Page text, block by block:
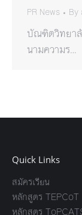
PR News By
บัณฑิตวิทยา
นามความร…
Quick Links
สมัครเรียน
หลักสูตร TEPCoT
หลักสูตร